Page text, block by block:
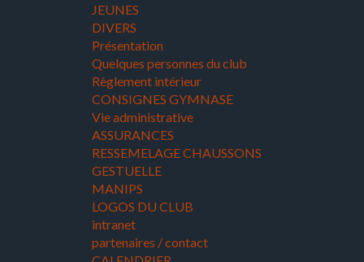
JEUNES
DIVERS
Présentation
Quelques personnes du club
Règlement intérieur
CONSIGNES GYMNASE
Vie administrative
ASSURANCES
RESSEMELAGE CHAUSSONS
GESTUELLE
MANIPS
LOGOS DU CLUB
intranet
partenaires / contact